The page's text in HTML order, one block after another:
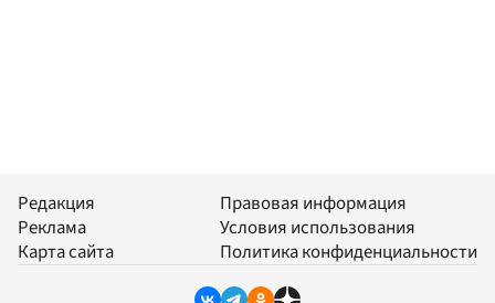
Редакция
Реклама
Карта сайта
Правовая информация
Условия использования
Политика конфиденциальности